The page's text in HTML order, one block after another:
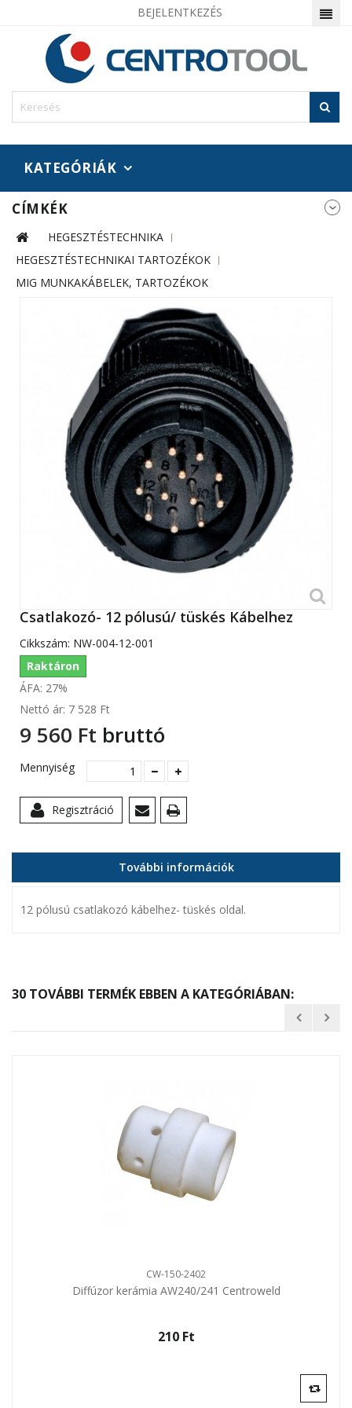
BEJELENTKEZÉS
KATEGÓRIÁK
CÍMKÉK
HEGESZTÉSTECHNIKA
HEGESZTÉSTECHNIKAI TARTOZÉKOK
MIG MUNKAKÁBELEK, TARTOZÉKOK
Csatlakozó- 12 pólusú/ tüskés Kábelhez
Cikkszám: NW-004-12-001
Raktáron
ÁFA: 27%
Nettó ár: 7 528 Ft‎
9 560 Ft‎ bruttó
Mennyiség
Regisztráció
További információk
12 pólusú csatlakozó kábelhez- tüskés oldal.
30 TOVÁBBI TERMÉK EBBEN A KATEGÓRIÁBAN:
CW-150-2402
Diffúzor kerámia AW240/241 Centroweld
210 Ft‎